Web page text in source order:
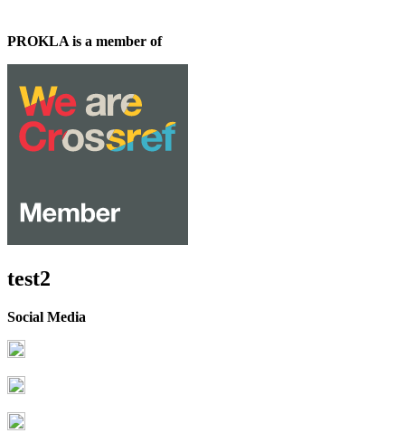
PROKLA is a member of
test2
Social Media